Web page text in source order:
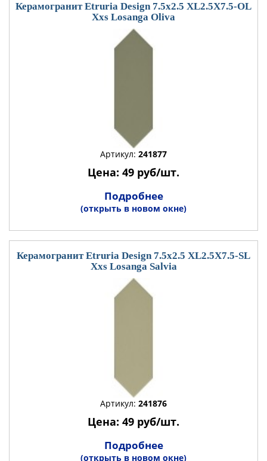
Керамогранит Etruria Design 7.5x2.5 XL2.5X7.5-OL
Xxs Losanga Oliva
Артикул: 241877
Цена: 49 руб/шт.
Подробнее
(открыть в новом окне)
Керамогранит Etruria Design 7.5x2.5 XL2.5X7.5-SL
Xxs Losanga Salvia
Артикул: 241876
Цена: 49 руб/шт.
Подробнее
(открыть в новом окне)